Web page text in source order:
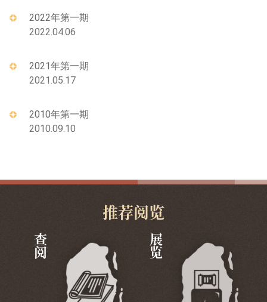
2022年第一期
2022.04.06
2021年第一期
2021.05.17
2010年第一期
2010.09.10
推荐阅览
查阅 展览